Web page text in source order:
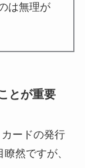
は無理が
とが重要
ードの発行
然ですが、